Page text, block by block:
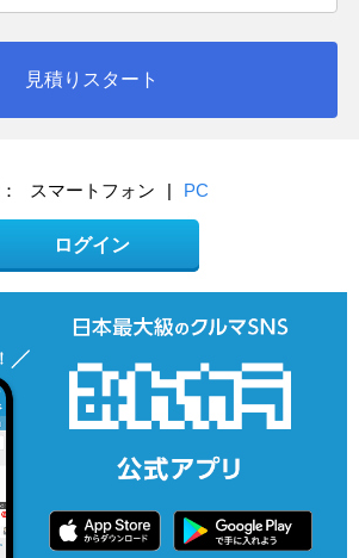
見積りスタート
スマートフォン | PC
ログイン